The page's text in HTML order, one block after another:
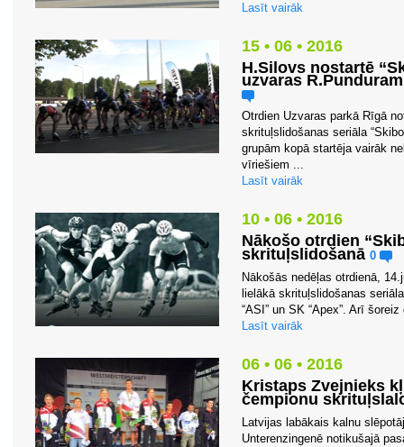
Lasīt vairāk
15 • 06 • 2016
H.Silovs nostartē
uzvaras
Otrdien Uzvaras parkā Rīgā
skrituļslidošanas seriāla
grupām kopā startēja vairāk
vīriešiem ...
Lasīt vairāk
10 • 06 • 2016
Nākošo otrdien
skrituļslidošanā 0
Nākošās nedēļas otrdienā,
lielākā skrituļslidošanas
“ASI” un SK “Apex”. Arī
Lasīt vairāk
06 • 06 • 2016
Kristaps Zvejnieks
čempionu
Latvijas labākais kalnu
Unterenzingenē notikušajā